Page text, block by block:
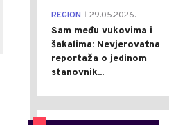
REGION 29.05.2026.
Sam među vukovima i
šakalima: Nevjerovatna
reportaža o jedinom
stanovnik...